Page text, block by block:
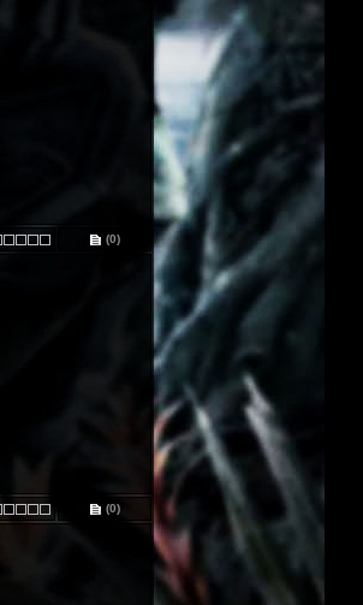
(0)
(0)